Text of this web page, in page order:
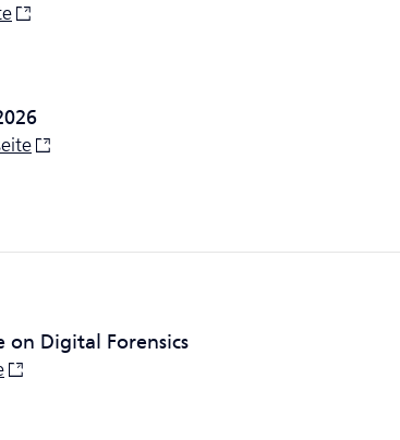
on Digital Forensics